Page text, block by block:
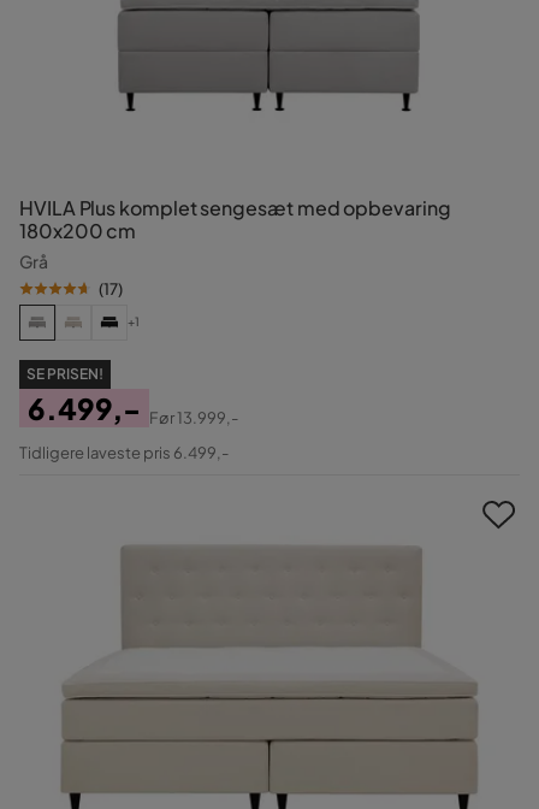
HVILA Plus komplet sengesæt med opbevaring
180x200 cm
Grå
(17)
+1
SE PRISEN!
Pris
6.499,-
Original
Før13.999,-
Tidligere laveste pris 6.499,-